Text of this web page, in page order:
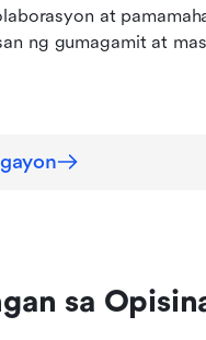
at
ng gumagamit at
sa